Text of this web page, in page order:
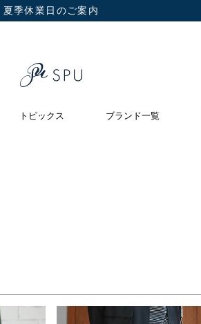
夏季休業日のご案内
トピックス ブランド一覧